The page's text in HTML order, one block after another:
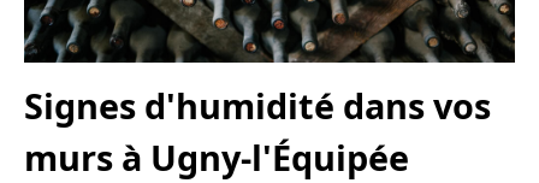
Signes d'humidité dans vos
murs à Ugny-l'Équipée